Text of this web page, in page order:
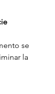
se
la